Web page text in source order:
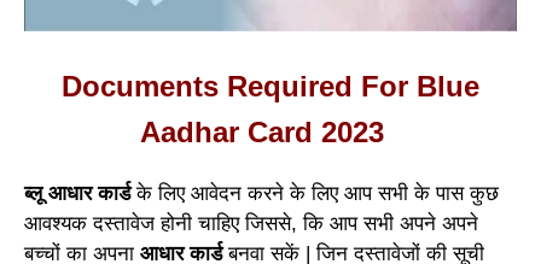
Documents Required For Blue
Aadhar Card 2023
ब्लू आधार कार्डके लिए आवेदन करने के लिए आप सभी के पास कुछ
आवश्यक दस्तावेज होनी चाहिए जिससे, कि आप सभी अपने अपने
बच्चों का अपना आधार कार्डबनवा सकें | जिन दस्तावेजों की सूची